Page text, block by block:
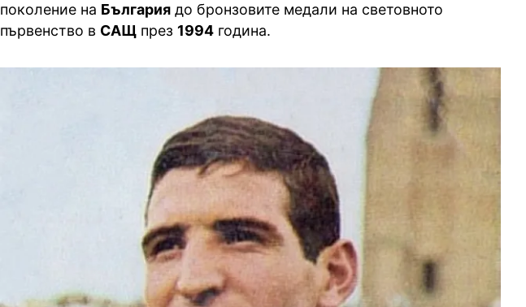
поколение на България до бронзовите медали на световното
първенство в САЩ през 1994 година.